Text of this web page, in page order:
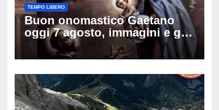
TEMPO LIBERO
Buon onomastico Gaetano
oggi 7 agosto, immagini e gif
di auguri da condividere sui
social